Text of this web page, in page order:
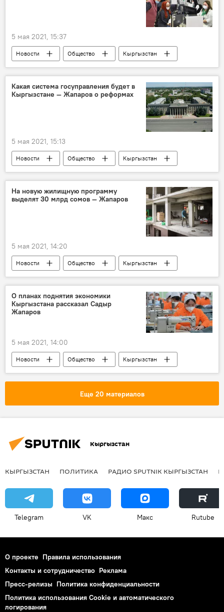
5 мая 2021, 15:37
Новости Общество
Кыргызстан
Бишкек
ЦОН
список
государство
население
район
Какая система госуправления будет в
Кыргызстане — Жапаров о реформах
5 мая 2021, 15:13
Новости Общество
Кыргызстан
Проект новой Конституции и референдум
государственное управление
На новую жилищную программу
выделят 30 млрд сомов — Жапаров
5 мая 2021, 14:20
Новости Общество
Кыргызстан
Проект новой Конституции и референдум
снижение
регионы
увеличение
строительство
О планах поднятия экономики
Кыргызстана рассказал Садыр
Жапаров
5 мая 2021, 14:00
Новости Общество
Кыргызстан
экономика
Садыр Жапаров
Проект новой Конституции и референдум
Еще 20 материалов
Кыргызстан
КЫРГЫЗСТАН ПОЛИТИКА РАДИО SPUTNIK КЫРГЫЗСТАН
Telegram VK Макс Rutube
О проекте Правила использования
Контакты и сотрудничество Реклама
Пресс-релизы Политика конфиденциальности
Политика использования Cookie и автоматического
логирования